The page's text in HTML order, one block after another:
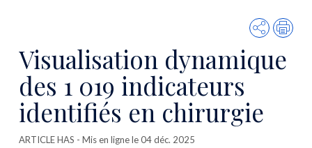
Partager
Visualisation dynamique
des 1 019 indicateurs
identifiés en chirurgie
ARTICLE HAS - Mis en ligne le 04 déc. 2025